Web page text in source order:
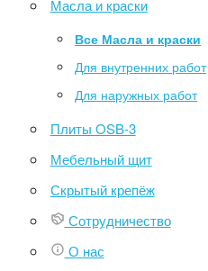
Масла и краски
Все Масла и краски
Для внутренних работ
Для наружных работ
Плиты OSB-3
Мебельный щит
Скрытый крепёж
Сотрудничество
О нас